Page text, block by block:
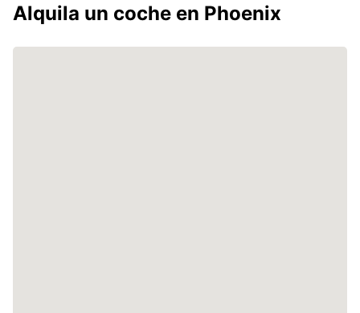
Alquila un coche en Phoenix